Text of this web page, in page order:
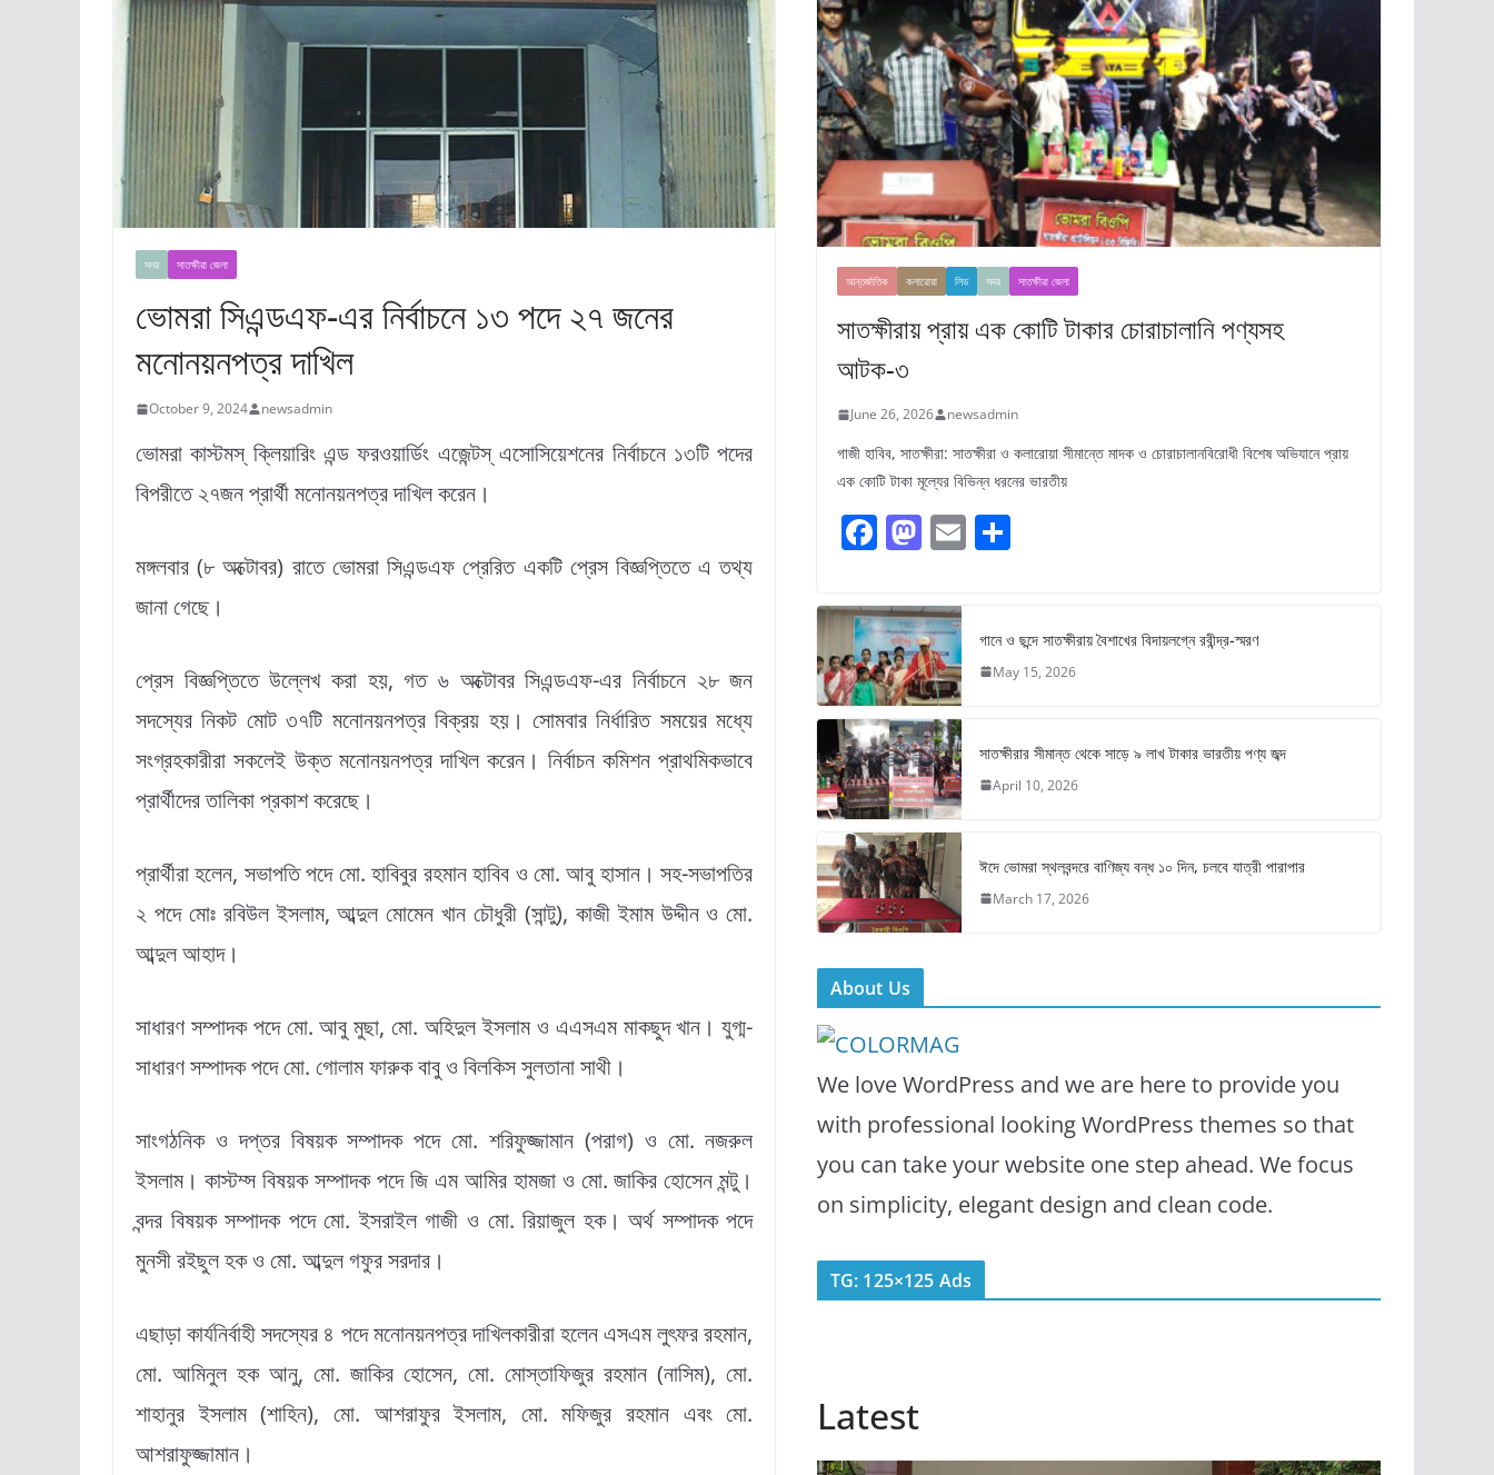
সদর সাতক্ষীরা জেলা
ভোমরা সিএন্ডএফ-এর নির্বাচনে ১৩ পদে ২৭ জনের
মনোনয়নপত্র দাখিল
October 9, 2024 newsadmin
ভোমরা কাস্টমস্ ক্লিয়ারিং এন্ড ফরওয়ার্ডিং এজেন্টস্ এসোসিয়েশনের নির্বাচনে ১৩টি পদের
বিপরীতে ২৭জন প্রার্থী মনোনয়নপত্র দাখিল করেন।
মঙ্গলবার (৮ অক্টোবর) রাতে ভোমরা সিএন্ডএফ প্রেরিত একটি প্রেস বিজ্ঞপ্তিতে এ তথ্য
জানা গেছে।
প্রেস বিজ্ঞপ্তিতে উল্লেখ করা হয়, গত ৬ অক্টোবর সিএন্ডএফ-এর নির্বাচনে ২৮ জন
সদস্যের নিকট মোট ৩৭টি মনোনয়নপত্র বিক্রয় হয়। সোমবার নির্ধারিত সময়ের মধ্যে
সংগ্রহকারীরা সকলেই উক্ত মনোনয়নপত্র দাখিল করেন। নির্বাচন কমিশন প্রাথমিকভাবে
প্রার্থীদের তালিকা প্রকাশ করেছে।
প্রার্থীরা হলেন, সভাপতি পদে মো. হাবিবুর রহমান হাবিব ও মো. আবু হাসান। সহ-সভাপতির
২ পদে মোঃ রবিউল ইসলাম, আব্দুল মোমেন খান চৌধুরী (সান্টু), কাজী ইমাম উদ্দীন ও মো.
আব্দুল আহাদ।
সাধারণ সম্পাদক পদে মো. আবু মুছা, মো. অহিদুল ইসলাম ও এএসএম মাকছুদ খান। যুগ্ম-
সাধারণ সম্পাদক পদে মো. গোলাম ফারুক বাবু ও বিলকিস সুলতানা সাথী।
সাংগঠনিক ও দপ্তর বিষয়ক সম্পাদক পদে মো. শরিফুজ্জামান (পরাগ) ও মো. নজরুল
ইসলাম। কাস্টম্স বিষয়ক সম্পাদক পদে জি এম আমির হামজা ও মো. জাকির হোসেন মন্টু।
বন্দর বিষয়ক সম্পাদক পদে মো. ইসরাইল গাজী ও মো. রিয়াজুল হক। অর্থ সম্পাদক পদে
মুনসী রইছুল হক ও মো. আব্দুল গফুর সরদার।
এছাড়া কার্যনির্বাহী সদস্যের ৪ পদে মনোনয়নপত্র দাখিলকারীরা হলেন এসএম লুৎফর রহমান,
মো. আমিনুল হক আনু, মো. জাকির হোসেন, মো. মোস্তাফিজুর রহমান (নাসিম), মো.
শাহানুর ইসলাম (শাহিন), মো. আশরাফুর ইসলাম, মো. মফিজুর রহমান এবং মো.
আশরাফুজ্জামান।
আন্তর্জাতিক কলারোয়া লিড সদর সাতক্ষীরা জেলা
সাতক্ষীরায় প্রায় এক কোটি টাকার চোরাচালানি পণ্যসহ
আটক-৩
June 26, 2026 newsadmin
গাজী হাবিব, সাতক্ষীরা: সাতক্ষীরা ও কলারোয়া সীমান্তে মাদক ও চোরাচালানবিরোধী বিশেষ অভিযানে প্রায়
এক কোটি টাকা মূল্যের বিভিন্ন ধরনের ভারতীয়
F
c
e
b
o
o
k
M
st
o
d
o
n
E S
e
গানে ও ছন্দে সাতক্ষীরায় বৈশাখের বিদায়লগ্নে রবীন্দ্র-স্মরণ
May 15, 2026
সাতক্ষীরার সীমান্ত থেকে সাড়ে ৯ লাখ টাকার ভারতীয় পণ্য জব্দ
April 10, 2026
ঈদে ভোমরা স্থলবন্দরে বাণিজ্য বন্ধ ১০ দিন, চলবে যাত্রী পারাপার
March 17, 2026
About Us
We love WordPress and we are here to provide you
with professional looking WordPress themes so that
you can take your website one step ahead. We focus
on simplicity, elegant design and clean code.
TG: 125×125 Ads
Latest